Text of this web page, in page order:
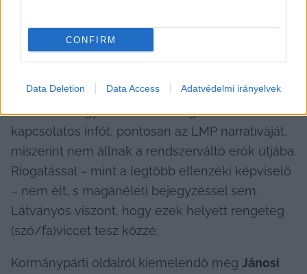
CONFIRM
Data Deletion Data Access Adatvédelmi irányelvek
ügyek tekintetében, 20 alkalommal számolt be
és tájékoztatott fejleményekről. Persze kéz a
kommunikálása, 10 sikerről is posztolt.
Mindössze egyszer osztott meg a választással
kapcsolatos infót, pontosan az LMP narratíváját,
miszerint nem állnak a rendszerváltó erők útjába.
Riogatással – mint a legtöbb ellenzéki képviselő
– nem élt, s magánéleti bejegyzéssel sem.
Látványos viszont, hogy ezek helyett rengeteg
(szó/fa)viccet tesz közzé.
Kormánypárti oldalról kiemelendő még Jánosi